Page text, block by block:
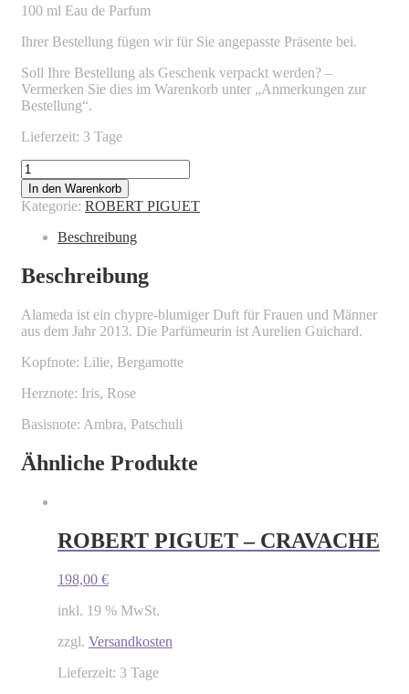
100 ml Eau de Parfum
Ihrer Bestellung fügen wir für Sie angepasste Präsente bei.
Soll Ihre Bestellung als Geschenk verpackt werden? –
Vermerken Sie dies im Warenkorb unter „Anmerkungen zur
Bestellung“.
Lieferzeit: 3 Tage
ROBERT
PIGUET
-
ALAMEDA
Menge
In den Warenkorb
Kategorie: ROBERT PIGUET
Beschreibung
Beschreibung
Alameda ist ein chypre-blumiger Duft für Frauen und Männer
aus dem Jahr 2013. Die Parfümeurin ist Aurelien Guichard.
Kopfnote: Lilie, Bergamotte
Herznote: Iris, Rose
Basisnote: Ambra, Patschuli
Ähnliche Produkte
ROBERT PIGUET – CRAVACHE
198,00 €
inkl. 19 % MwSt.
zzgl. Versandkosten
Lieferzeit: 3 Tage